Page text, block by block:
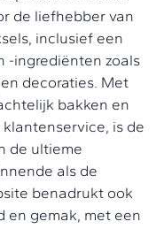
de liefhebber van
inclusief een
-ingrediënten zoals
decoraties. Met
bakken en
is de
de ultieme
als de
benadrukt ook
en gemak, met een